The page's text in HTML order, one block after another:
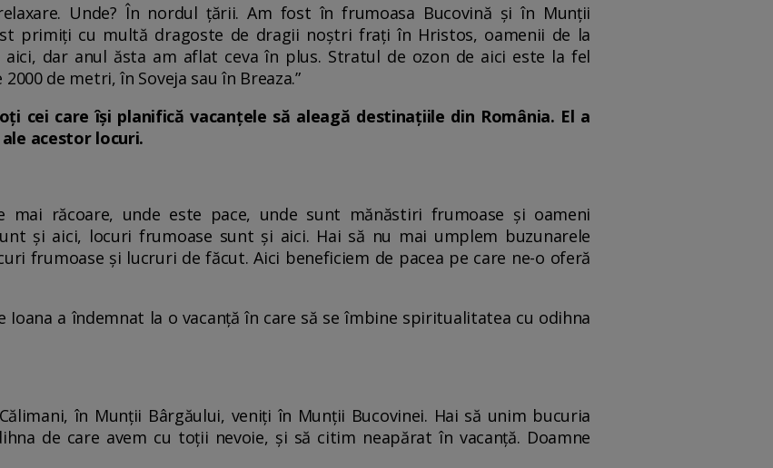
Unde? În nordul țării. Am fost în frumoasa Bucovină și în Munții
primiți cu multă dragoste de dragii noștri frați în Hristos, oamenii de la
dar anul ăsta am aflat ceva în plus. Stratul de ozon de aici este la fel
de metri, în Soveja sau în Breaza.”
cei care își planifică vacanțele să aleagă destinațiile din România. El a
acestor locuri.
mai răcoare, unde este pace, unde sunt mănăstiri frumoase și oameni
și aici, locuri frumoase sunt și aici. Hai să nu mai umplem buzunarele
frumoase și lucruri de făcut. Aici beneficiem de pacea pe care ne-o oferă
Ioana a îndemnat la o vacanță în care să se îmbine spiritualitatea cu odihna
în Munții Bârgăului, veniți în Munții Bucovinei. Hai să unim bucuria
de care avem cu toții nevoie, și să citim neapărat în vacanță. Doamne